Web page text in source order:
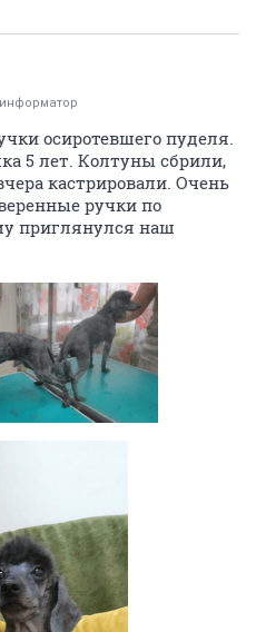
осиротевшего пуделя.
5 лет. Колтуны сбрили,
кастрировали. Очень
ручки по
приглянулся наш